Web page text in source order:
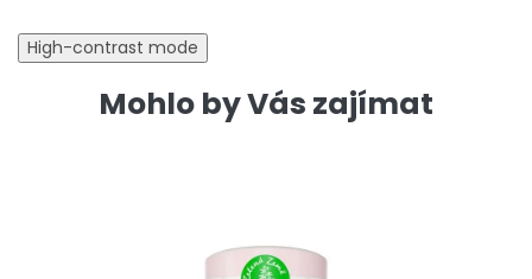
High-contrast mode
Mohlo by Vás zajímat